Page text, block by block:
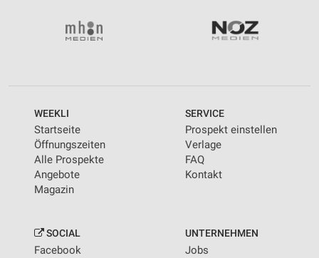
WEEKLI
Startseite
Öffnungszeiten
Alle Prospekte
Angebote
Magazin
SERVICE
Prospekt einstellen
Verlage
FAQ
Kontakt
SOCIAL
Facebook
UNTERNEHMEN
Jobs